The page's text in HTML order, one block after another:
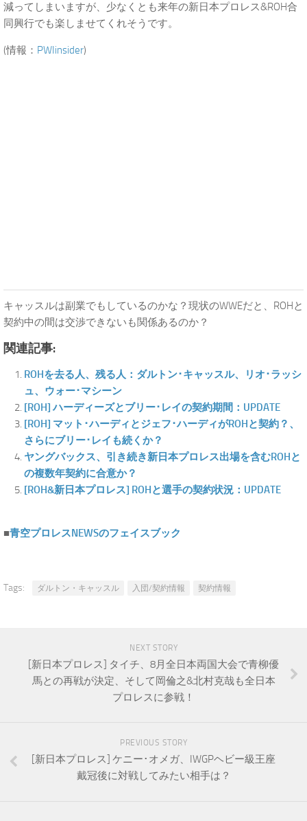
減ってしまいますが、少なくとも来年の新日本プロレス&ROH合
同興行でも楽しませてくれそうです。
(情報： PWIinsider)
キャッスルは副業でもしているのかな？現状のWWEだと、ROHと
契約中の間は交渉できないも関係あるのか？
関連記事:
ROHを去る人、残る人：ダルトン･キャッスル、リオ･ラッシ
ュ、ウォー･マシーン
[ROH] ハーディーズとブリー･レイの契約期間：UPDATE
[ROH] マット･ハーディとジェフ･ハーディがROHと契約？、
さらにブリー･レイも続くか？
ヤングバックス、引き続き新日本プロレス出場を含むROHと
の複数年契約に合意か？
[ROH&新日本プロレス] ROHと選手の契約状況：UPDATE
■青空プロレスNEWSのフェイスブック
Tags: ダルトン・キャッスル 入団/契約情報 契約情報
NEXT STORY
[新日本プロレス] タイチ、8月全日本両国大会で青柳優
馬との再戦が決定、そして岡倫之&北村克哉も全日本
プロレスに参戦！
PREVIOUS STORY
[新日本プロレス] ケニー･オメガ、IWGPヘビー級王座
戴冠後に対戦してみたい相手は？